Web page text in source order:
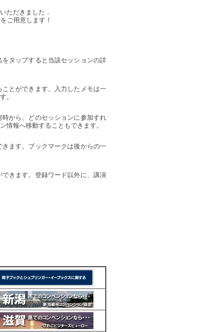
ただきました．
ご用意します！
タップすると当該セッションの詳
とができます。入力したメモは一
。
から、どのセッションに参加すれ
情報へ移動することもできます。
ます。ブックマークは後からの一
きます。登録ワード以外に、講演